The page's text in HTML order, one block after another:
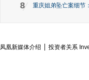
8 重庆姐弟坠亡案细节
凤凰新媒体介绍 投资者关系